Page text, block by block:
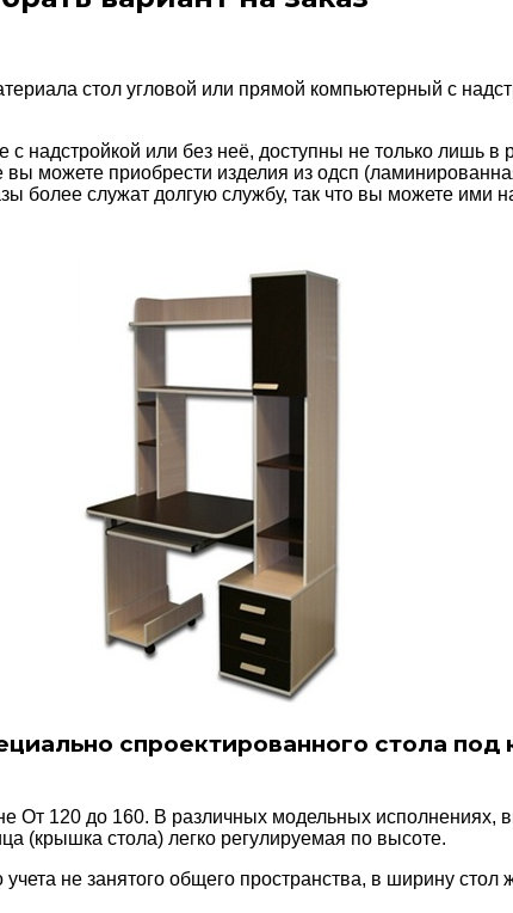
стол угловой или прямой компьютерный с
или без неё, доступны не только лишь в
можете приобрести изделия из одсп
более служат долгую службу, так что вы можете ими
спроектированного стола
От 120 до 160. В различных модельных исполнениях,
(крышка стола) легко регулируемая по высоте.
не занятого общего пространства, в ширину